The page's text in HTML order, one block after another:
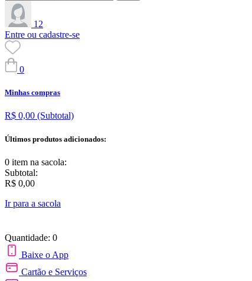
12
Entre ou cadastre-se
0
Minhas compras
R$ 0,00 (Subtotal)
Últimos produtos adicionados:
0 item na sacola:
Subtotal:
R$ 0,00
Ir para a sacola
Quantidade: 0
Baixe o App
Cartão e Serviços